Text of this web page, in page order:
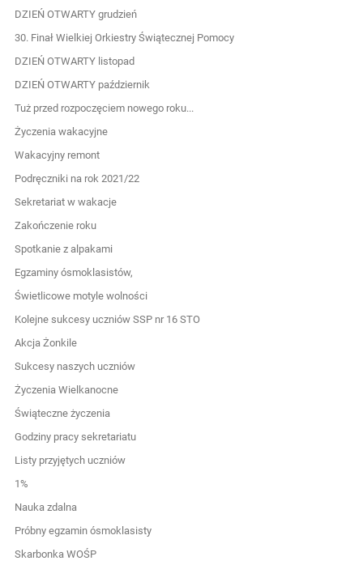
DZIEŃ OTWARTY grudzień
30. Finał Wielkiej Orkiestry Świątecznej Pomocy
DZIEŃ OTWARTY listopad
DZIEŃ OTWARTY październik
Tuż przed rozpoczęciem nowego roku...
Życzenia wakacyjne
Wakacyjny remont
Podręczniki na rok 2021/22
Sekretariat w wakacje
Zakończenie roku
Spotkanie z alpakami
Egzaminy ósmoklasistów,
Świetlicowe motyle wolności
Kolejne sukcesy uczniów SSP nr 16 STO
Akcja Żonkile
Sukcesy naszych uczniów
Życzenia Wielkanocne
Świąteczne życzenia
Godziny pracy sekretariatu
Listy przyjętych uczniów
1%
Nauka zdalna
Próbny egzamin ósmoklasisty
Skarbonka WOŚP